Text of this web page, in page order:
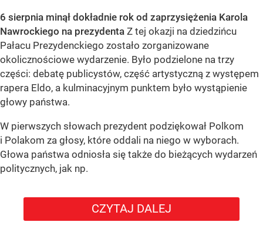
6 sierpnia minął dokładnie rok od zaprzysiężenia Karola
Nawrockiego na prezydenta Z tej okazji na dziedzińcu
Pałacu Prezydenckiego zostało zorganizowane
okolicznościowe wydarzenie. Było podzielone na trzy
części: debatę publicystów, część artystyczną z występem
rapera Eldo, a kulminacyjnym punktem było wystąpienie
głowy państwa.
W pierwszych słowach prezydent podziękował Polkom
i Polakom za głosy, które oddali na niego w wyborach.
Głowa państwa odniosła się także do bieżących wydarzeń
politycznych, jak np.
CZYTAJ DALEJ